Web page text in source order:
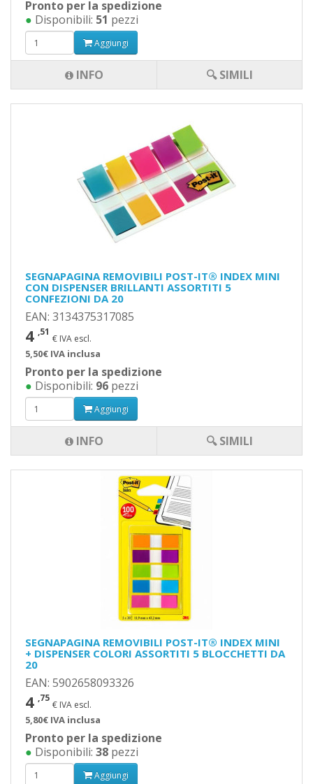
Pronto per la spedizione
● Disponibili: 51 pezzi
Aggiungi
INFO 🔍 SIMILI
SEGNAPAGINA REMOVIBILI POST-IT® INDEX MINI
CON DISPENSER BRILLANTI ASSORTITI 5
CONFEZIONI DA 20
EAN: 3134375317085
4 ,51
€ IVA escl.
5,50€ IVA inclusa
Pronto per la spedizione
● Disponibili: 96 pezzi
Aggiungi
INFO 🔍 SIMILI
SEGNAPAGINA REMOVIBILI POST-IT® INDEX MINI
+ DISPENSER COLORI ASSORTITI 5 BLOCCHETTI DA
20
EAN: 5902658093326
4 ,75
€ IVA escl.
5,80€ IVA inclusa
Pronto per la spedizione
● Disponibili: 38 pezzi
Aggiungi